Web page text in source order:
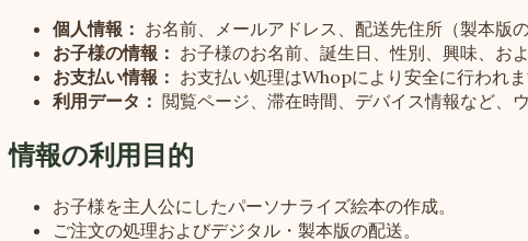
個人情報： お名前、メールアドレス、配送先住所（製本版
お子様の情報： お子様のお名前、誕生日、性別、興味、お
お支払い情報： お支払い処理はWhopにより安全に行われ
利用データ： 閲覧ページ、滞在時間、デバイス情報など、
情報の利用目的
お子様を主人公にしたパーソナライズ絵本の作成。
ご注文の処理およびデジタル・製本版の配送。